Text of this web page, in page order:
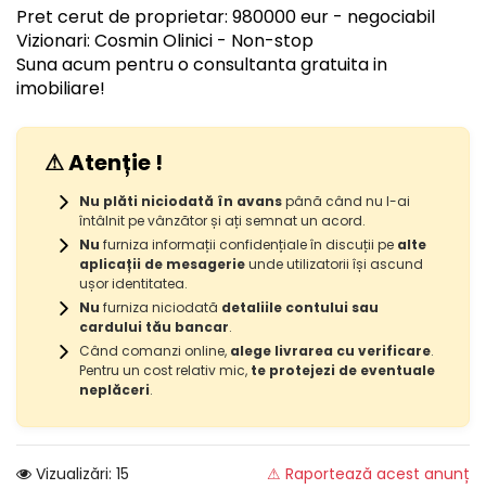
Pret cerut de proprietar: 980000 eur - negociabil
Vizionari: Cosmin Olinici - Non-stop
Suna acum pentru o consultanta gratuita in
imobiliare!
⚠ Atenție !
Nu plăti niciodată în avanspână când nu l-ai
întâlnit pe vânzător și ați semnat un acord.
Nu furniza informații confidențiale în discuții pe alte
aplicații de mesagerieunde utilizatorii își ascund
ușor identitatea.
Nu furniza niciodată detaliile contului sau
cardului tău bancar.
Când comanzi online, alege livrarea cu verificare.
Pentru un cost relativ mic, te protejezi de eventuale
neplăceri.
Vizualizări: 15 ⚠ Raportează acest anunț